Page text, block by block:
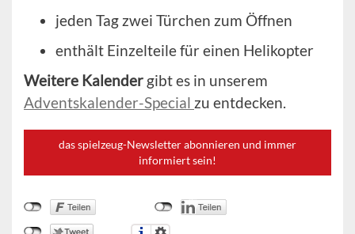
jeden Tag zwei Türchen zum Öffnen
enthält Einzelteile für einen Helikopter
Weitere Kalender gibt es in unserem
Adventskalender-Special zu entdecken.
das spielzeug-Newsletter abonnieren und immer
informiert sein!